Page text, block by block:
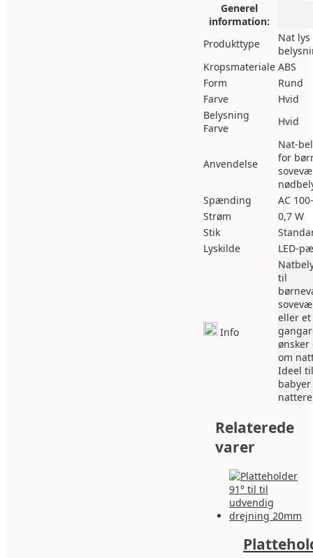
Generel
information:
Produkttype
Nat
Kropsmateriale ABS
Form
Rund
Farve
Hvid
Belysning
Farve
Hvid
Anvendelse
Nat-
for
Spænding
AC
Strøm
0,7 W
Stik
Lyskilde
LED-
Info
til
eller et
ønsker
om
Ideel
Relaterede
varer